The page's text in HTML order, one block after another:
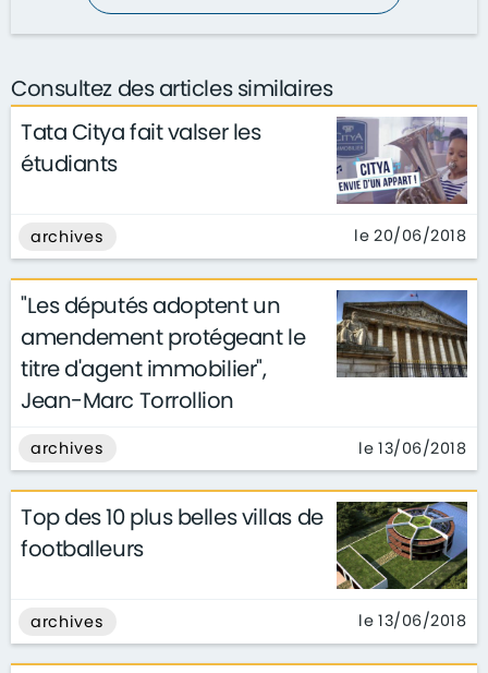
Consultez des articles similaires
Tata Citya fait valser les
étudiants
archives le 20/06/2018
"Les députés adoptent un
amendement protégeant le
titre d'agent immobilier",
Jean-Marc Torrollion
archives le 13/06/2018
Top des 10 plus belles villas de
footballeurs
archives le 13/06/2018